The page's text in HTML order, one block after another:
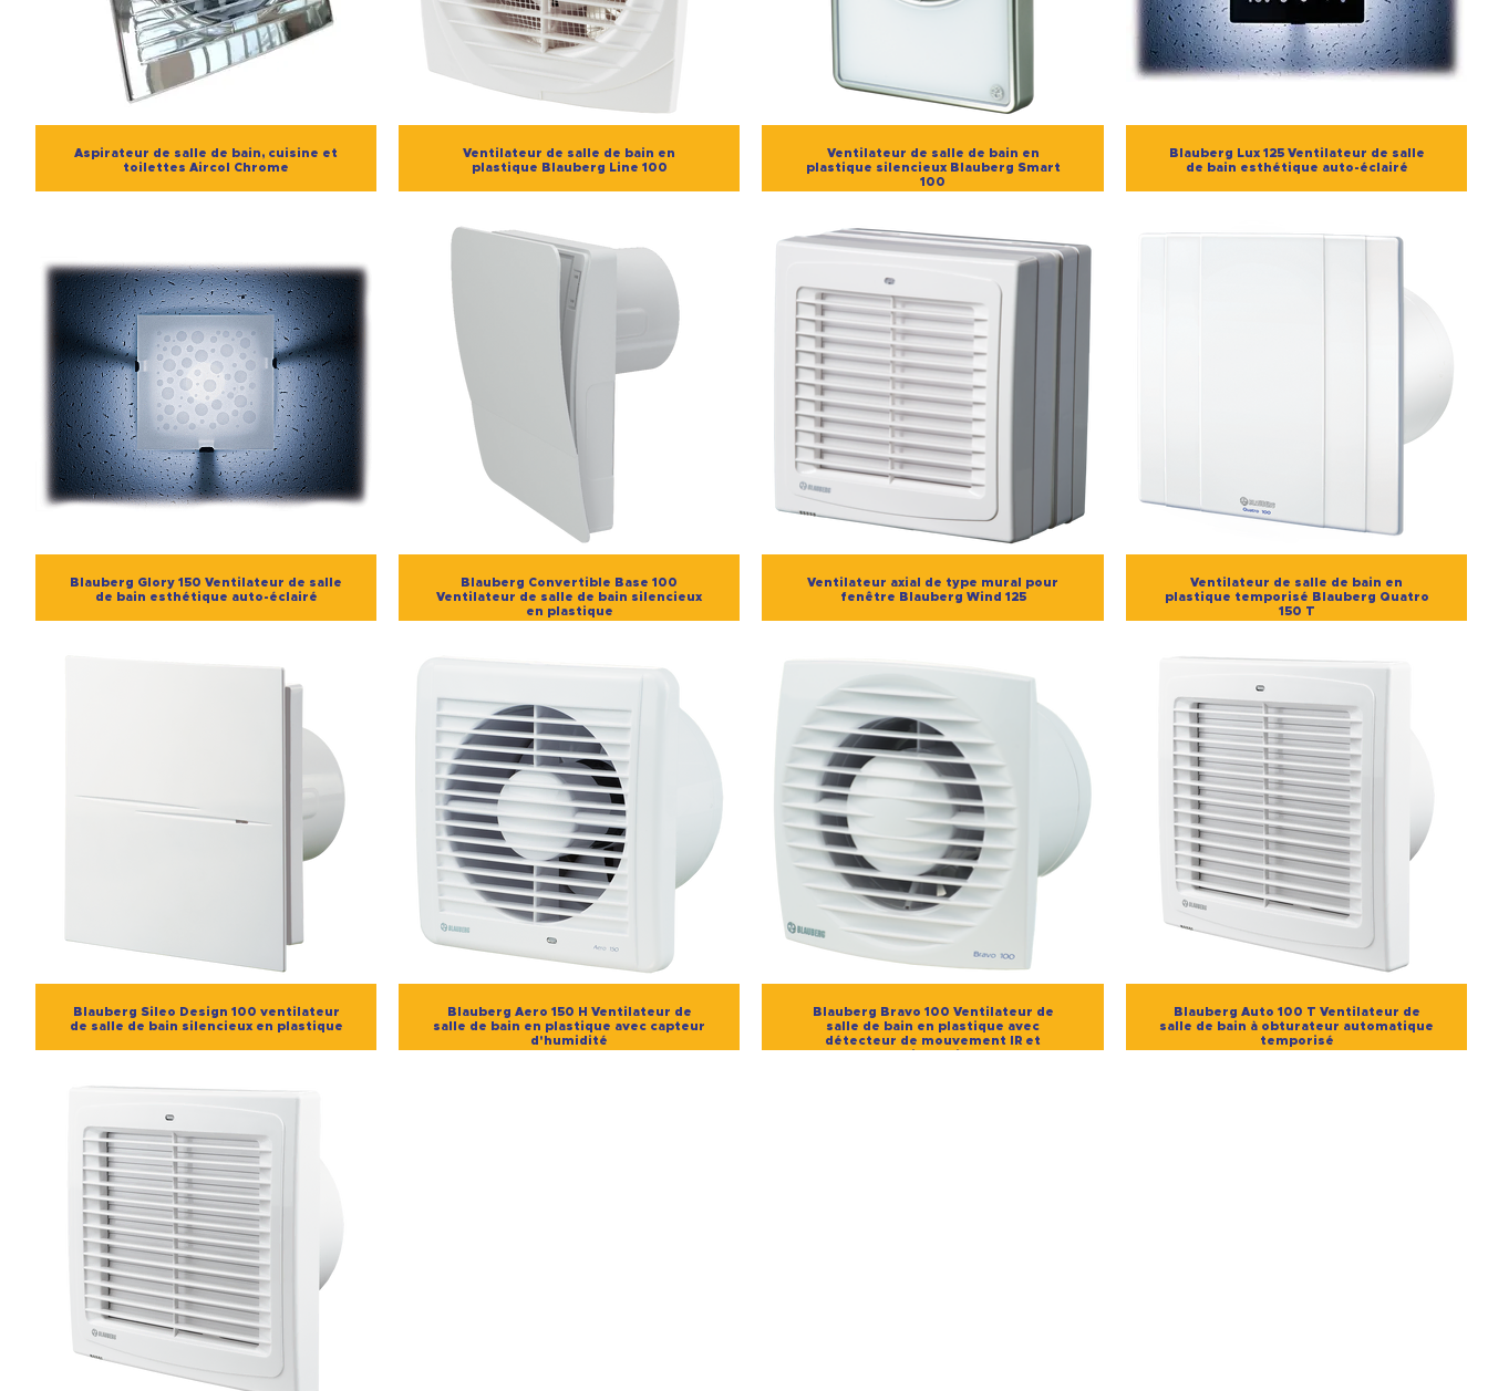
Aspirateur de salle de bain, cuisine et
toilettes Aircol Chrome
Ventilateur de salle de bain en
plastique Blauberg Line 100
Ventilateur de salle de bain en
plastique silencieux Blauberg Smart
100
Blauberg Lux 125 Ventilateur de salle
de bain esthétique auto-éclairé
Blauberg Glory 150 Ventilateur de salle
de bain esthétique auto-éclairé
Blauberg Convertible Base 100
Ventilateur de salle de bain silencieux
en plastique
Ventilateur axial de type mural pour
fenêtre Blauberg Wind 125
Ventilateur de salle de bain en
plastique temporisé Blauberg Quatro
150 T
Blauberg Sileo Design 100 ventilateur
de salle de bain silencieux en plastique
Blauberg Aero 150 H Ventilateur de
salle de bain en plastique avec capteur
d'humidité
Blauberg Bravo 100 Ventilateur de
salle de bain en plastique avec
détecteur de mouvement IR et
Blauberg Auto 100 T Ventilateur de
salle de bain à obturateur automatique
temporisé